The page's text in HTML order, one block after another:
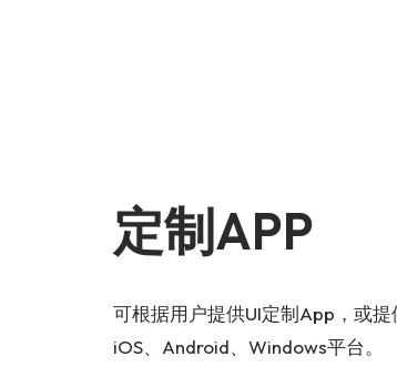
定制APP
可根据用户提供UI定制App，或
iOS、Android、Windows平台。